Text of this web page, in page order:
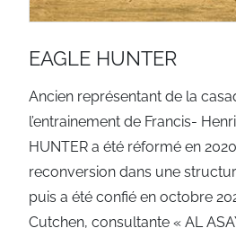
EAGLE HUNTER
Ancien représentant de la
l’entrainement de Francis-
HUNTER a été réformé en
reconversion dans une
puis a été confié en octobre
Cutchen, consultante « AL